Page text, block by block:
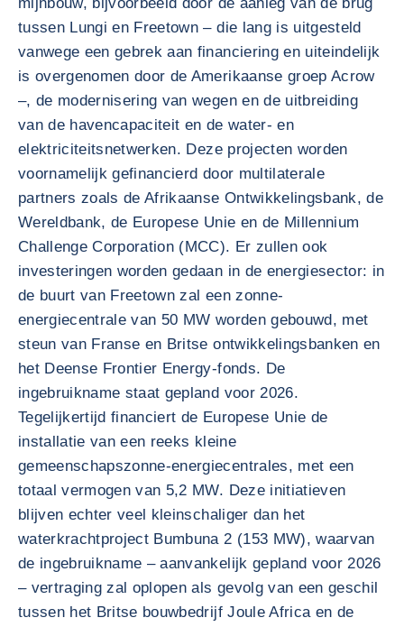
tussen Lungi en Freetown – die lang is uitgesteld
vanwege een gebrek aan financiering en uiteindelijk
is overgenomen door de Amerikaanse groep Acrow
–, de modernisering van wegen en de uitbreiding
van de havencapaciteit en de water- en
elektriciteitsnetwerken. Deze projecten worden
voornamelijk gefinancierd door multilaterale
partners zoals de Afrikaanse Ontwikkelingsbank, de
Wereldbank, de Europese Unie en de Millennium
Challenge Corporation (MCC). Er zullen ook
investeringen worden gedaan in de energiesector: in
de buurt van Freetown zal een zonne-
energiecentrale van 50 MW worden gebouwd, met
steun van Franse en Britse ontwikkelingsbanken en
het Deense Frontier Energy-fonds. De
ingebruikname staat gepland voor 2026.
Tegelijkertijd financiert de Europese Unie de
installatie van een reeks kleine
gemeenschapszonne-energiecentrales, met een
totaal vermogen van 5,2 MW. Deze initiatieven
blijven echter veel kleinschaliger dan het
waterkrachtproject Bumbuna 2 (153 MW), waarvan
de ingebruikname – aanvankelijk gepland voor 2026
– vertraging zal oplopen als gevolg van een geschil
tussen het Britse bouwbedrijf Joule Africa en de